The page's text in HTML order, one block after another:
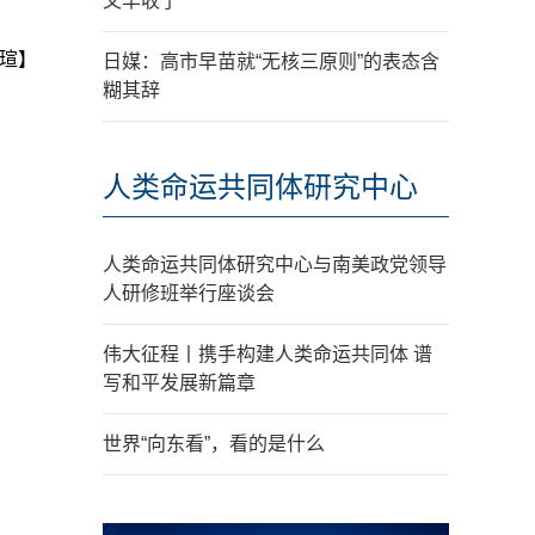
】
日媒：高市早苗就“无核三原则”的表态含
糊其辞
人类命运共同体研究中心
人类命运共同体研究中心与南美政党领导
人研修班举行座谈会
伟大征程丨携手构建人类命运共同体 谱
写和平发展新篇章
世界“向东看”，看的是什么